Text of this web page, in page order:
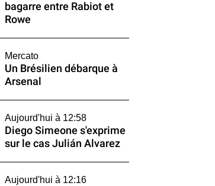
bagarre entre Rabiot et
Rowe
Mercato
Un Brésilien débarque à
Arsenal
Aujourd'hui à 12:58
Diego Simeone s'exprime
sur le cas Julián Alvarez
Aujourd'hui à 12:16